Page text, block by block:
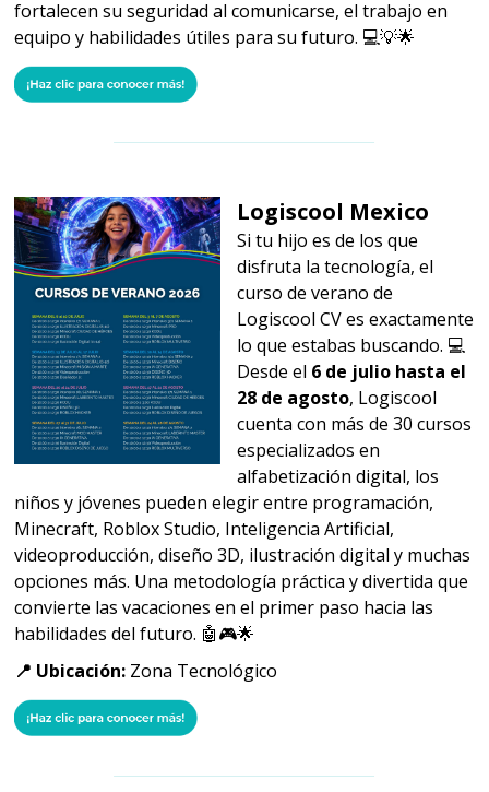
fortalecen su seguridad al comunicarse, el trabajo en
equipo y habilidades útiles para su futuro. 💻💡🌟
Logiscool Mexico
Si tu hijo es de los que
disfruta la tecnología, el
curso de verano de
Logiscool CV es exactamente
lo que estabas buscando. 💻
Desde el 6 de julio hasta el
28 de agosto, Logiscool
cuenta con más de 30 cursos
especializados en
alfabetización digital, los
niños y jóvenes pueden elegir entre programación,
Minecraft, Roblox Studio, Inteligencia Artificial,
videoproducción, diseño 3D, ilustración digital y muchas
opciones más. Una metodología práctica y divertida que
convierte las vacaciones en el primer paso hacia las
habilidades del futuro. 🤖🎮🌟
📍 Ubicación: Zona Tecnológico